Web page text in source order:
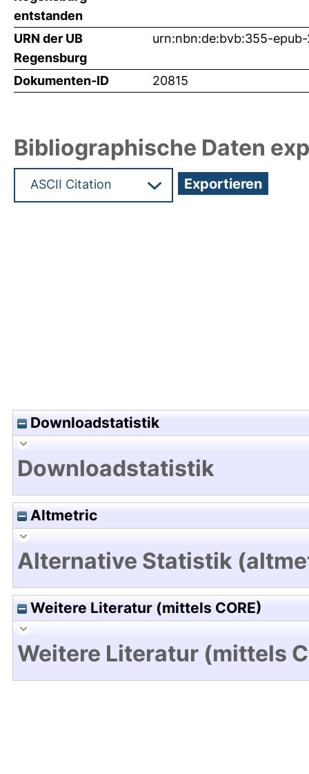
entstanden
URN der UB
Regensburg
urn:nbn:de:bvb:355-
Dokumenten-ID 20815
Bibliographische Daten
Downloadstatistik
Downloadstatistik
Altmetric
Alternative Statistik
Weitere Literatur (mittels CORE)
Weitere Literatur (mittels